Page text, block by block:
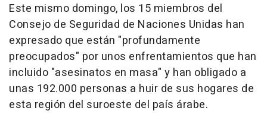
Este mismo domingo, los 15 miembros del
Consejo de Seguridad de Naciones Unidas han
expresado que están "profundamente
preocupados" por unos enfrentamientos que han
incluido "asesinatos en masa" y han obligado a
unas 192.000 personas a huir de sus hogares de
esta región del suroeste del país árabe.